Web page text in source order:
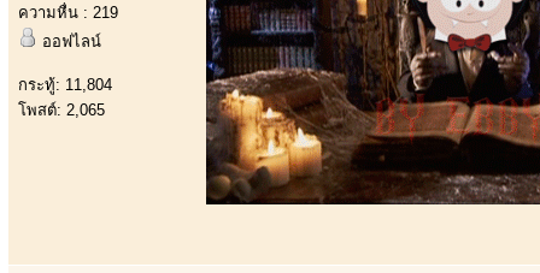
ความหื่น : 219
ออฟไลน์
กระทู้: 11,804
โพสต์: 2,065